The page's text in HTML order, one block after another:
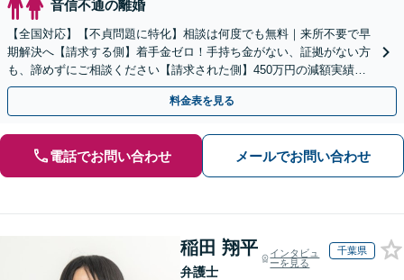
音信不通の離婚
【全国対応】【不貞問題に特化】相談は何度でも無料｜来所不要で早
期解決へ【請求する側】着手金ゼロ！手持ち金がない、証拠がない方
も、諦めずにご相談ください【請求された側】450万円の減額実績あ
り／返金保証で費用倒れの心配なし【24時間受付】
料金表を見る
電話でお問い合わせ メールでお問い合わせ
稲田 翔平
弁護士
インタビュ
ーを見る
千葉県